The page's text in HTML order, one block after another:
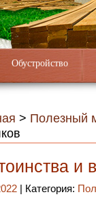
Обустройство
> Полезный
и
| Категория: